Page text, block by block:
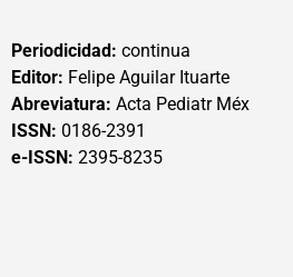
Periodicidad: continua
Editor: Felipe Aguilar Ituarte
Abreviatura: Acta Pediatr Méx
ISSN: 0186-2391
e-ISSN: 2395-8235